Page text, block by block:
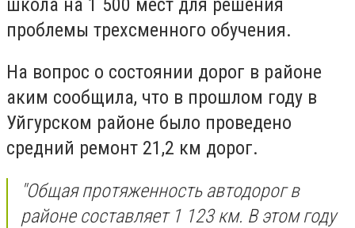
школа на 1 500 мест для решения
проблемы трехсменного обучения.
На вопрос о состоянии дорог в районе
аким сообщила, что в прошлом году в
Уйгурском районе было проведено
средний ремонт 21,2 км дорог.
"Общая протяженность автодорог в
районе составляет 1 123 км. В этом году